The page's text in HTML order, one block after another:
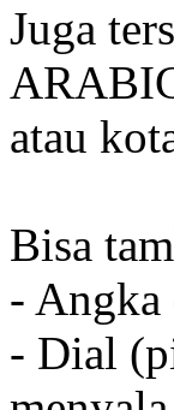
Juga
atau
Bisa
- Angka
- Dial